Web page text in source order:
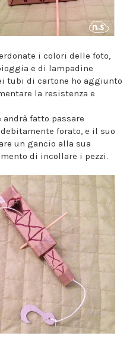
i colori delle foto,
e di lampadine
tubi di cartone ho aggiunto
la resistenza e
fatto passare
forato, e il suo
un gancio alla sua
di incollare i pezzi.